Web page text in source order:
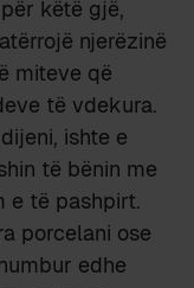
këtë gjë,
njerëzinë
miteve që
të vdekura.
ishte e
të bënin me
e të pashpirt.
porcelani ose
edhe